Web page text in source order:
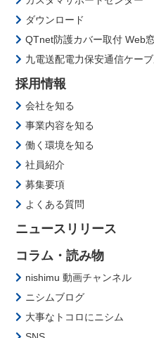
ダウンロード
QTnet防護カバー取付 Web
九電送配電力保安通信ケー
採用情報
会社を知る
事業内容を知る
働く環境を知る
社員紹介
募集要項
よくある質問
ニュースリリース
コラム・読み物
nishimu 動画チャンネル
ニシムブログ
大事なトコロにニシム